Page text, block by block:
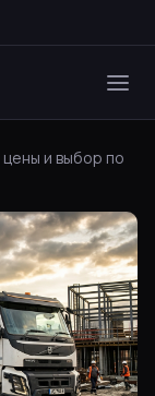
цены и выбор по